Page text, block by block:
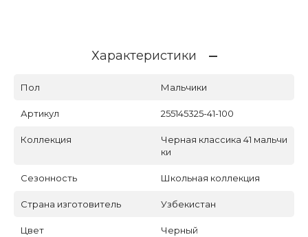
Характеристики
Пол Мальчики
Артикул 255145325-41-100
Коллекция
Черная классика 41 мальчи
ки
Сезонность Школьная коллекция
Страна изготовитель Узбекистан
Цвет Черный